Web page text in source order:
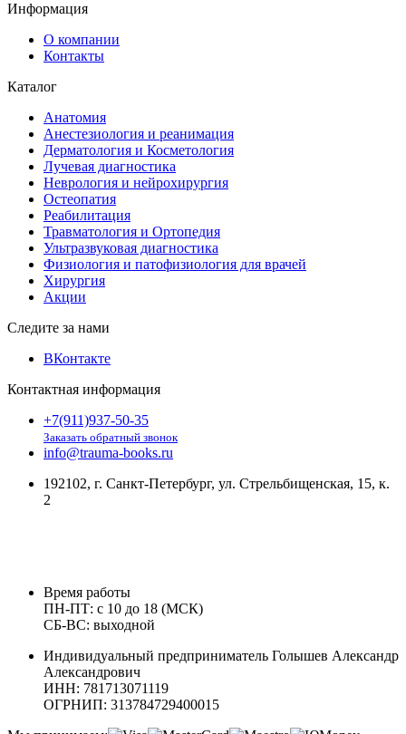
Информация
О компании
Контакты
Каталог
Анатомия
Анестезиология и реанимация
Дерматология и Косметология
Лучевая диагностика
Неврология и нейрохирургия
Остеопатия
Реабилитация
Травматология и Ортопедия
Ультразвуковая диагностика
Физиология и патофизиология для врачей
Хирургия
Акции
Следите за нами
ВКонтакте
Контактная информация
+7(911)937-50-35
Заказать обратный звонок
info@trauma-books.ru
192102, г. Санкт-Петербург, ул. Стрельбищенская, 15, к.
2
Время работы
ПН-ПТ: с 10 до 18 (МСК)
СБ-ВС: выходной
Индивидуальный предприниматель Голышев Александр
Александрович
ИНН: 781713071119
ОГРНИП: 313784729400015